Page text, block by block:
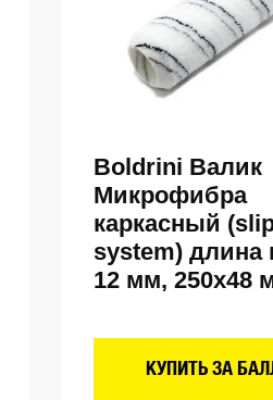
Boldrini Валик
Микрофибра
каркасный
system) длина
12 мм, 250х48
КУПИТЬ ЗА